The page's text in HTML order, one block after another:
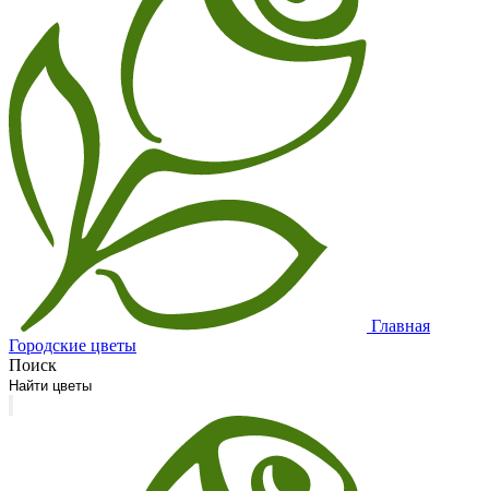
Главная
Городские цветы
Поиск